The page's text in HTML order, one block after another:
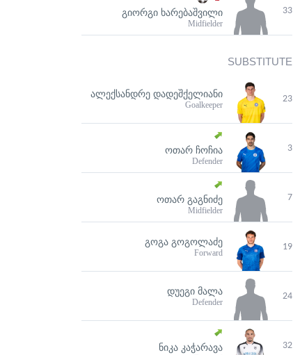
33
ᲒᲘᲝᲠᲒᲘ ᲮᲐᲠᲔᲑᲐᲨᲕᲘᲚᲘ
Midfielder
SUBSTITUTE
23
ᲐᲚᲔᲥᲡᲐᲜᲓᲠᲔ ᲓᲐᲓᲔᲨᲥᲔᲚᲘᲐᲜᲘ
Goalkeeper
3
ᲝᲗᲐᲠ ᲩᲝᲩᲘᲐ
Defender
7
ᲝᲗᲐᲠ ᲒᲐᲒᲜᲘᲫᲔ
Midfielder
19
ᲒᲝᲒᲐ ᲒᲝᲒᲝᲚᲐᲫᲔ
Forward
24
ᲓᲣᲔᲒᲘ ᲛᲐᲚᲐ
Defender
32
ᲜᲘᲙᲐ ᲙᲐᲭᲐᲠᲐᲕᲐ